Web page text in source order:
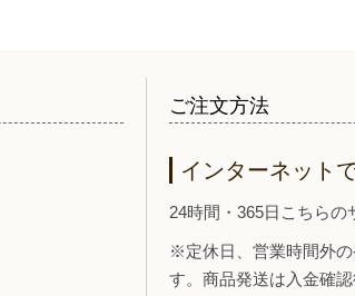
ご注文方法
インターネット
24時間・365日こちらの
※定休日、営業時間外
す。商品発送は入金確